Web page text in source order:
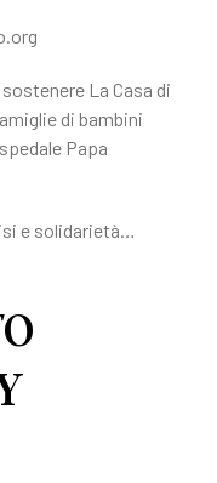
La Casa di
di bambini
Papa
e solidarietà…